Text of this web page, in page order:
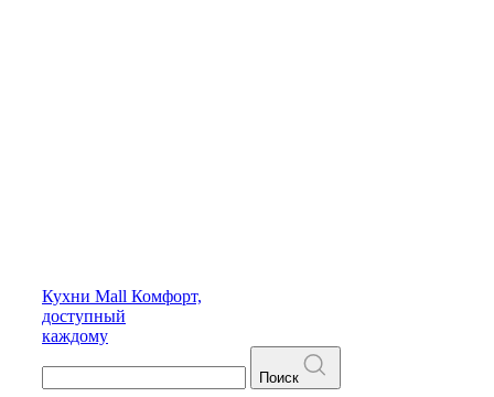
Кухни Mall Комфорт,
доступный
каждому
Поиск